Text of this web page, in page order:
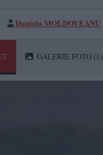
Daniela MOLDOVEANU
GALERIE FOTO (1)